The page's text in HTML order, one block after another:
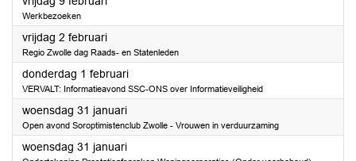
Werkbezoeken
vrijdag 2 februari2024
Regio Zwolle dag Raads- en Statenleden
donderdag 1 februari2024
VERVALT: Informatieavond SSC-ONS over Informatieveiligheid
woensdag 31 januari2024
Open avond Soroptimistenclub Zwolle - Vrouwen in verduurzaming
woensdag 31 januari2024